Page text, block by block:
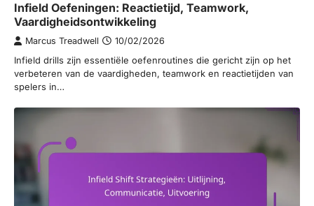
Infield Oefeningen: Reactietijd, Teamwork,
Vaardigheidsontwikkeling
Marcus Treadwell 10/02/2026
Infield drills zijn essentiële oefenroutines die gericht zijn op het
verbeteren van de vaardigheden, teamwork en reactietijden van
spelers in…